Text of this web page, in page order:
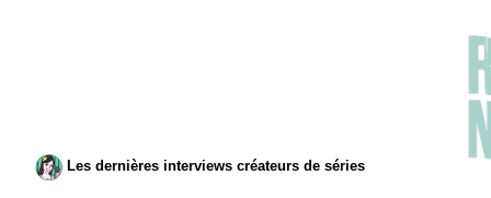
Les dernières interviews créateurs de séries